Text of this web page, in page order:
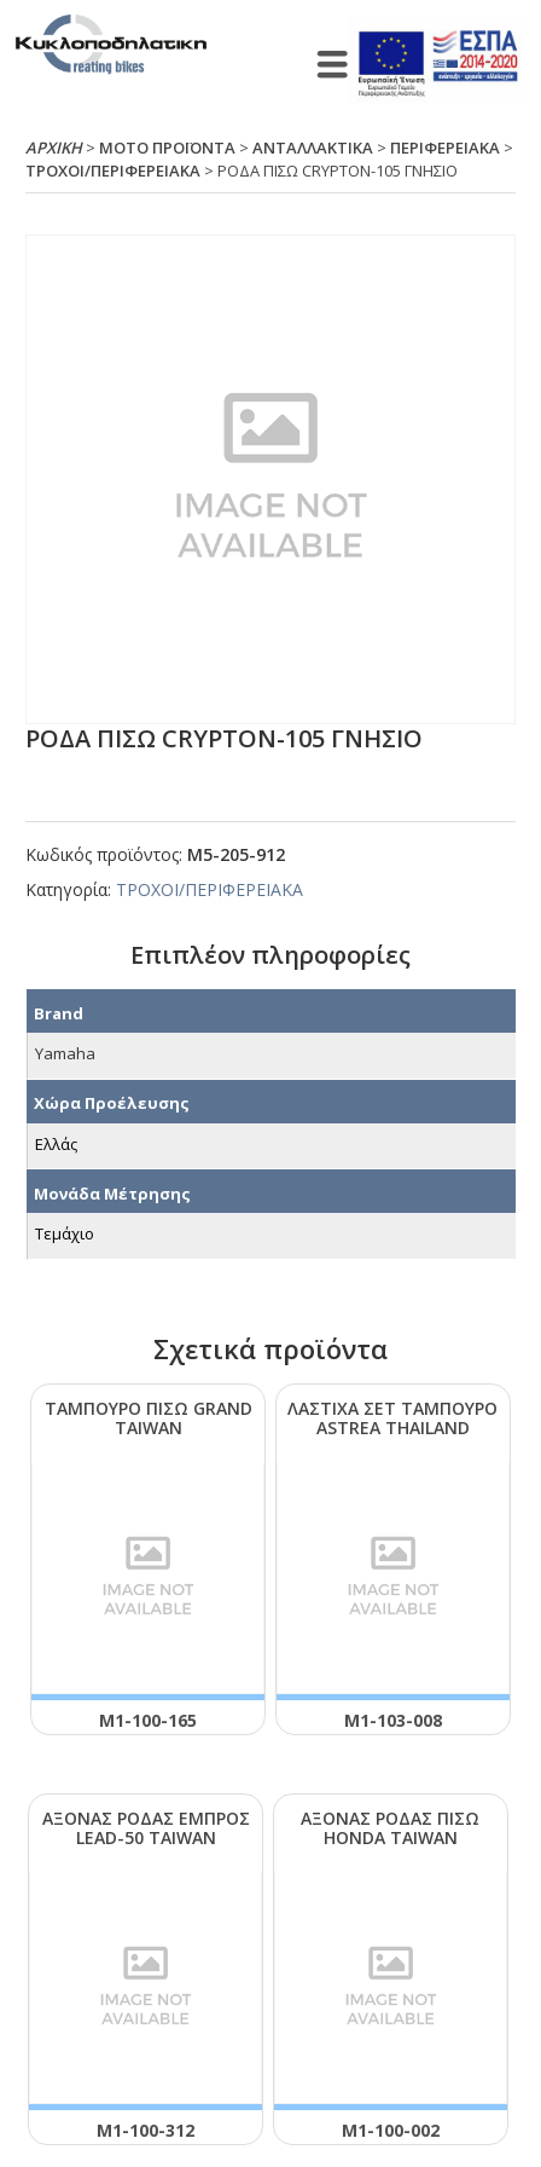
ΑΡΧΙΚΉ> ΜΟΤΟ ΠΡΟΪΟΝΤΑ >ΑΝΤΑΛΛΑΚΤΙΚΑ > ΠΕΡΙΦΕΡΕΙΑΚΑ >
ΤΡΟΧΟΙ/ΠΕΡΙΦΕΡΕΙΑΚΑ > ΡΟΔΑ ΠΙΣΩ CRΥΡΤΟΝ-105 ΓΝΗΣΙΟ
ΡΟΔΑ ΠΙΣΩ CRΥΡΤΟΝ-105 ΓΝΗΣΙΟ
Κωδικός προϊόντος: Μ5-205-912
Κατηγορία: ΤΡΟΧΟΙ/ΠΕΡΙΦΕΡΕΙΑΚΑ
Επιπλέον πληροφορίες
Brand
Yamaha
Χώρα Προέλευσης
Ελλάς
Μονάδα Μέτρησης
Τεμάχιο
Σχετικά προϊόντα
ΤΑΜΠΟΥΡΟ ΠΙΣΩ GRΑΝD
ΤΑΙWΑΝ
Μ1-100-165
ΛΑΣΤΙΧΑ ΣΕΤ ΤΑΜΠΟΥΡΟ
ΑSΤRΕΑ ΤΗΑΙLΑΝD
Μ1-103-008
ΑΞΟΝΑΣ ΡΟΔΑΣ ΕΜΠΡΟΣ
LΕΑD-50 ΤΑΙWΑΝ
Μ1-100-312
ΑΞΟΝΑΣ ΡΟΔΑΣ ΠΙΣΩ
ΗΟΝDΑ ΤΑΙWΑΝ
Μ1-100-002